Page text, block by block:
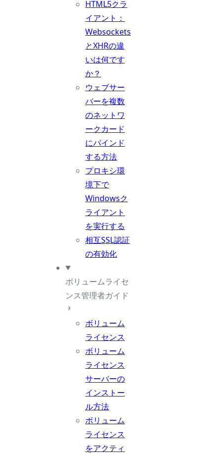
HTML5クラ
イアント：
Websockets
とXHRの違
いは何です
か？
ウェブサー
バーを複数
のネットワ
ークカード
にバインド
する方法
プロキシ環
境下で
Windowsク
ライアント
を実行する
相互SSL認証
の有効化
ボリュームライセ
ンス管理者ガイド
ボリューム
ライセンス
ボリューム
ライセンス
サーバーの
インストー
ル方法
ボリューム
ライセンス
をアクティ